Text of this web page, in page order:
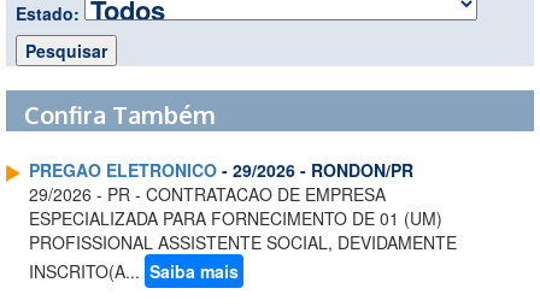
Estado:
Confira Também
PREGAO ELETRONICO - 29/2026 - RONDON/PR
29/2026 - PR - CONTRATACAO DE EMPRESA
ESPECIALIZADA PARA FORNECIMENTO DE 01 (UM)
PROFISSIONAL ASSISTENTE SOCIAL, DEVIDAMENTE
INSCRITO(A... Saiba mais